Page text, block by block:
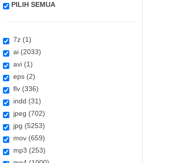
PILIH SEMUA
7z (1)
ai (2033)
avi (1)
eps (2)
flv (336)
indd (31)
jpeg (702)
jpg (5253)
mov (659)
mp3 (253)